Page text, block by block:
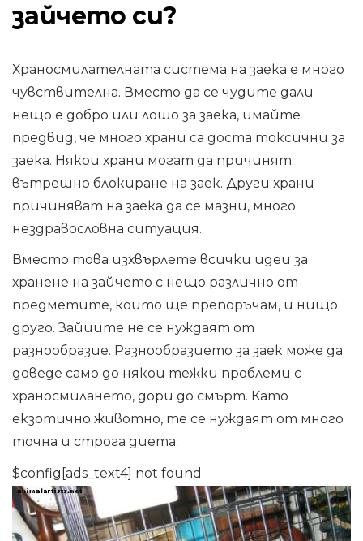
зайчето си?
Храносмилателната система на заека е много
чувствителна. Вместо да се чудите дали
нещо е добро или лошо за заека, имайте
предвид, че много храни са доста токсични за
заека. Някои храни могат да причинят
вътрешно блокиране на заек. Други храни
причиняват на заека да се мазни, много
нездравословна ситуация.
Вместо това изхвърлете всички идеи за
хранене на зайчето с нещо различно от
предметите, които ще препоръчам, и нищо
друго. Зайците не се нуждаят от
разнообразие. Разнообразието за заек може да
доведе само до някои тежки проблеми с
храносмилането, дори до смърт. Като
екзотично животно, те се нуждаят от много
точна и строга диета.
$config[ads_text4] not found